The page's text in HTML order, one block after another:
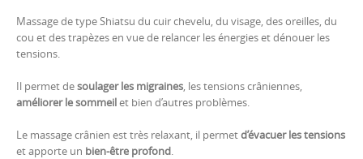
Massage de type Shiatsu du cuir chevelu, du visage, des oreilles, du
cou et des trapèzes en vue de relancer les énergies et dénouer les
tensions.
Il permet desoulager les migraines, les tensions crâniennes,
améliorer le sommeilet bien d’autres problèmes.
Le massage crânien est très relaxant, il permetd’évacuer les tensions
et apporte un bien-être profond.